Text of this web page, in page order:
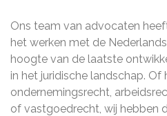
Ons team van advocaten
het werken met de
hoogte van de laatste
in het juridische landschap. Of
ondernemingsrecht,
of vastgoedrecht, wij hebben